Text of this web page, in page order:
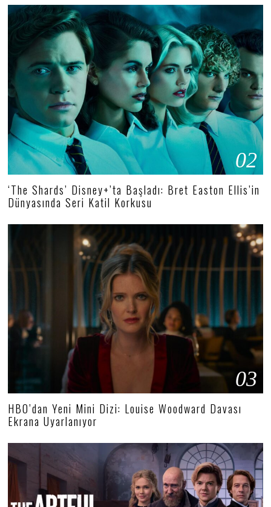
02
‘The Shards’ Disney+’ta Başladı: Bret Easton Ellis’in
Dünyasında Seri Katil Korkusu
03
HBO’dan Yeni Mini Dizi: Louise Woodward Davası
Ekrana Uyarlanıyor